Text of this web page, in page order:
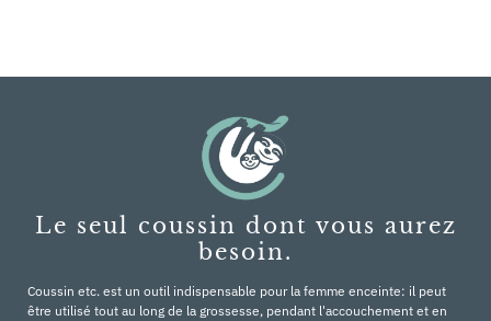
Le seul coussin dont vous aurez
besoin.
Coussin etc. est un outil indispensable pour la femme enceinte: il peut
être utilisé tout au long de la grossesse, pendant l'accouchement et en